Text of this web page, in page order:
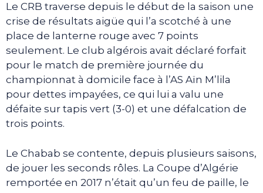
Le CRB traverse depuis le début de la saison une
crise de résultats aigüe qui l’a scotché à une
place de lanterne rouge avec 7 points
seulement. Le club algérois avait déclaré forfait
pour le match de première journée du
championnat à domicile face à l’AS Aïn M’lila
pour dettes impayées, ce qui lui a valu une
défaite sur tapis vert (3-0) et une défalcation de
trois points.
Le Chabab se contente, depuis plusieurs saisons,
de jouer les seconds rôles. La Coupe d’Algérie
remportée en 2017 n’était qu’un feu de paille, le